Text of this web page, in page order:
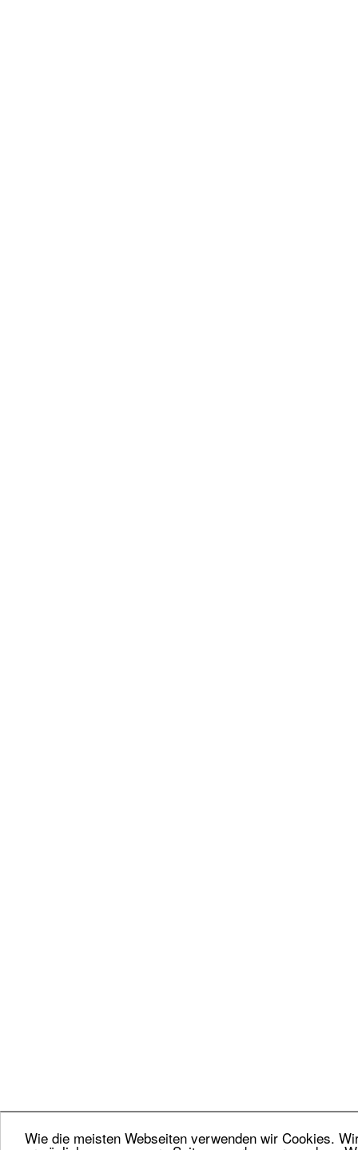
Wie die meisten Webseiten verwenden wir Cookies.